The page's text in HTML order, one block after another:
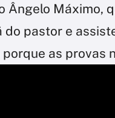
Ângelo Máximo,
do pastor e
as provas